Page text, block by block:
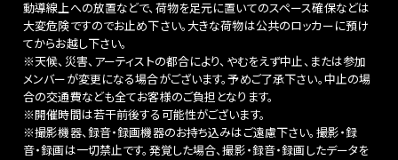
動導線上への放置などで、荷物を足元に置いてのスペース確保などは
大変危険ですのでお止め下さい。大きな荷物は公共のロッカーに預け
てからお越し下さい。
※天候、災害、アーティストの都合により、やむをえず中止、または参加
メンバーが変更になる場合がございます。予めご了承下さい。中止の場
合の交通費なども全てお客様のご負担となります。
※開催時間は若干前後する可能性がございます。
※撮影機器、録音・録画機器のお持ち込みはご遠慮下さい。撮影・録
音・録画は一切禁止です。発覚した場合、撮影・録音・録画したデータを